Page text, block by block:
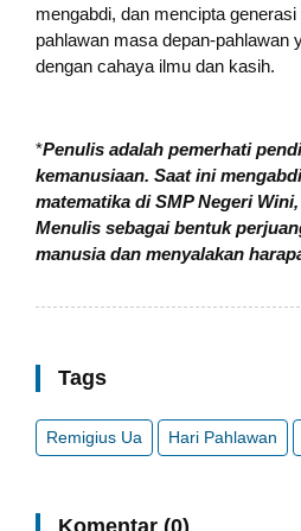
mengabdi, dan mencipta
pahlawan masa depan-pahlawan
dengan cahaya ilmu dan kasih.
*Penulis adalah pemerhati
kemanusiaan. Saat ini
matematika di SMP Negeri
Menulis sebagai bentuk
manusia dan menyalakan
Tags
Remigius Ua Hari Pahlawan